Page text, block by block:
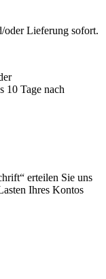
oder Lieferung sofort.
10 Tage nach
erteilen Sie uns
Ihres Kontos